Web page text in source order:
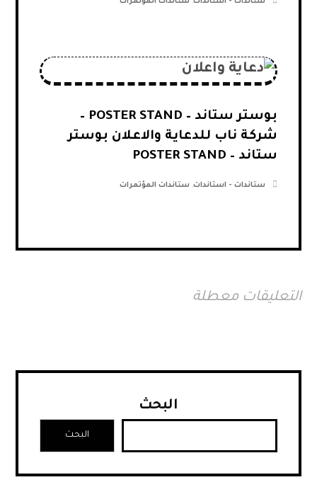
بوستر ستاند – POSTER STAND –
شركة ناب للدعاية والاعلان بوستر
ستاند – POSTER STAND
ستاندات - استاندات, ستاندات المؤتمرات
التعليقات معطلة
البحث
البحث